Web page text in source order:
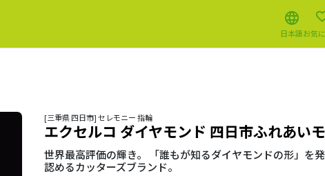
日本語お気
[三重県 四日市] セレモニー 指輪
エクセルコ ダイヤモンド 四日市ふれあい
世界最高評価の輝き。 「誰もが知るダイヤモンドの形」を
認めるカッターズブランド。